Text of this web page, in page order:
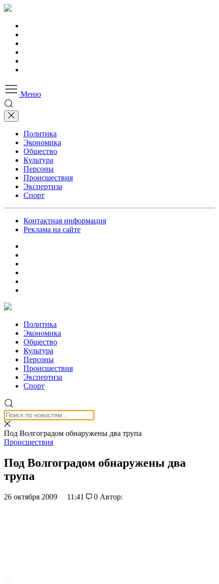
Меню
Политика
Экономика
Общество
Культура
Персоны
Происшествия
Экспертиза
Спорт
Контактная информация
Реклама на сайте
Политика
Экономика
Общество
Культура
Персоны
Происшествия
Экспертиза
Спорт
Под Волгоградом обнаружены два трупа
Происшествия
Под Волгоградом обнаружены два
трупа
26 октября 2009 11:41 0 Автор: